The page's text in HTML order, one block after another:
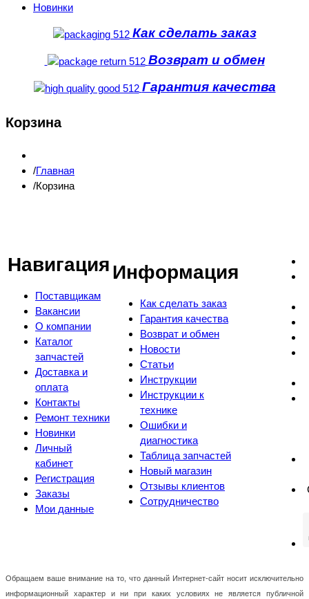
Новинки
Как сделать заказ
Возврат и обмен
Гарантия качества
Корзина
Главная
Корзина
Навигация
Поставщикам
Вакансии
О компании
Каталог
запчастей
Доставка и
оплата
Контакты
Ремонт техники
Новинки
Личный
кабинет
Регистрация
Заказы
Мои данные
Информация
Как сделать заказ
Гарантия качества
Возврат и обмен
Новости
Статьи
Инструкции
Инструкции к
технике
Ошибки и
диагностика
Таблица запчастей
Новый магазин
Отзывы клиентов
Сотрудничество
Обращаем ваше внимание на то, что данный Интернет-сайт носит исключительно
информационный характер и ни при каких условиях не является публичной